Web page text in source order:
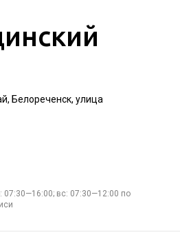
Белореченск, улица
07:30—16:00; вс: 07:30—12:00 по